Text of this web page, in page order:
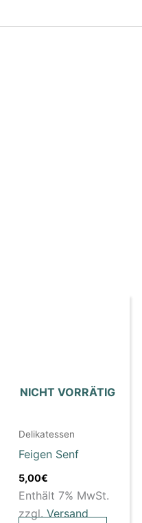
NICHT VORRÄTIG
Delikatessen
Feigen Senf
5,00€
Enthält 7% MwSt.
zzgl. Versand